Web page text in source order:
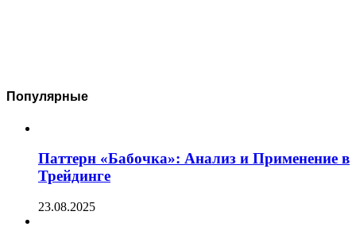
Популярные
Паттерн «Бабочка»: Анализ и Применение в
Трейдинге
23.08.2025